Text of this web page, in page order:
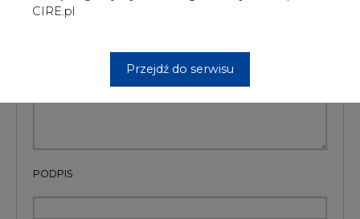
CIRE.pl
Przejdź do serwisu
PODPIS